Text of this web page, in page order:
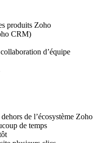
produits Zoho
CRM)
d’équipe
de l’écosystème Zoho
de temps